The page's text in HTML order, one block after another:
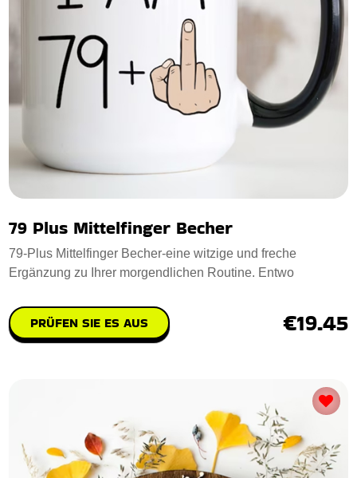
79 Plus Mittelfinger Becher
79-Plus Mittelfinger Becher-eine witzige und freche
Ergänzung zu Ihrer morgendlichen Routine. Entwo
PRÜFEN SIE ES AUS €19.45